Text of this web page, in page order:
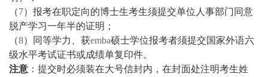
（7）报考在职定向的博士生考生须提交单位人事部门同意
脱产学习一年半的证明；
（8）同等学力、获emba硕士学位报考者须提交国家外语六
级水平考试证书或成绩单复印件。
注意 ：提交时必须装在大号信封内，在封面处注明考生姓